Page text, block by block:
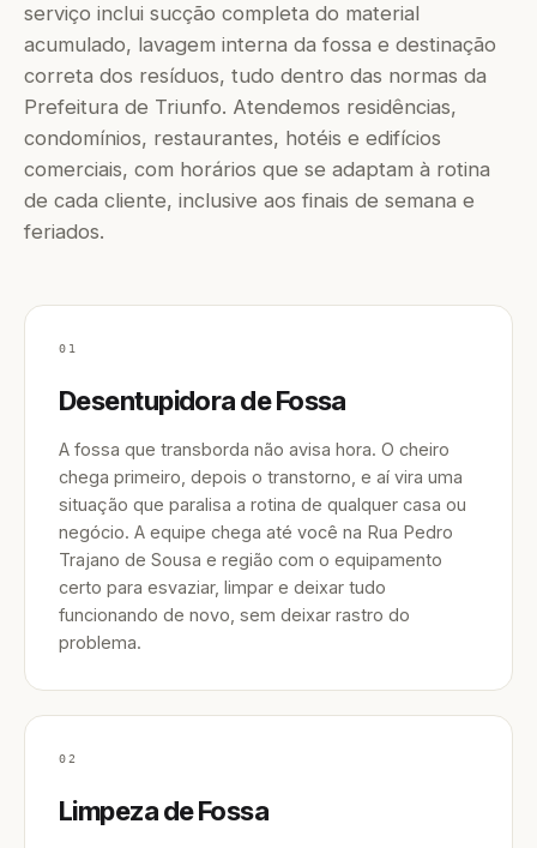
serviço inclui sucção completa do material
acumulado, lavagem interna da fossa e destinação
correta dos resíduos, tudo dentro das normas da
Prefeitura de Triunfo. Atendemos residências,
condomínios, restaurantes, hotéis e edifícios
comerciais, com horários que se adaptam à rotina
de cada cliente, inclusive aos finais de semana e
feriados.
01
Desentupidora de Fossa
A fossa que transborda não avisa hora. O cheiro
chega primeiro, depois o transtorno, e aí vira uma
situação que paralisa a rotina de qualquer casa ou
negócio. A equipe chega até você na Rua Pedro
Trajano de Sousa e região com o equipamento
certo para esvaziar, limpar e deixar tudo
funcionando de novo, sem deixar rastro do
problema.
02
Limpeza de Fossa